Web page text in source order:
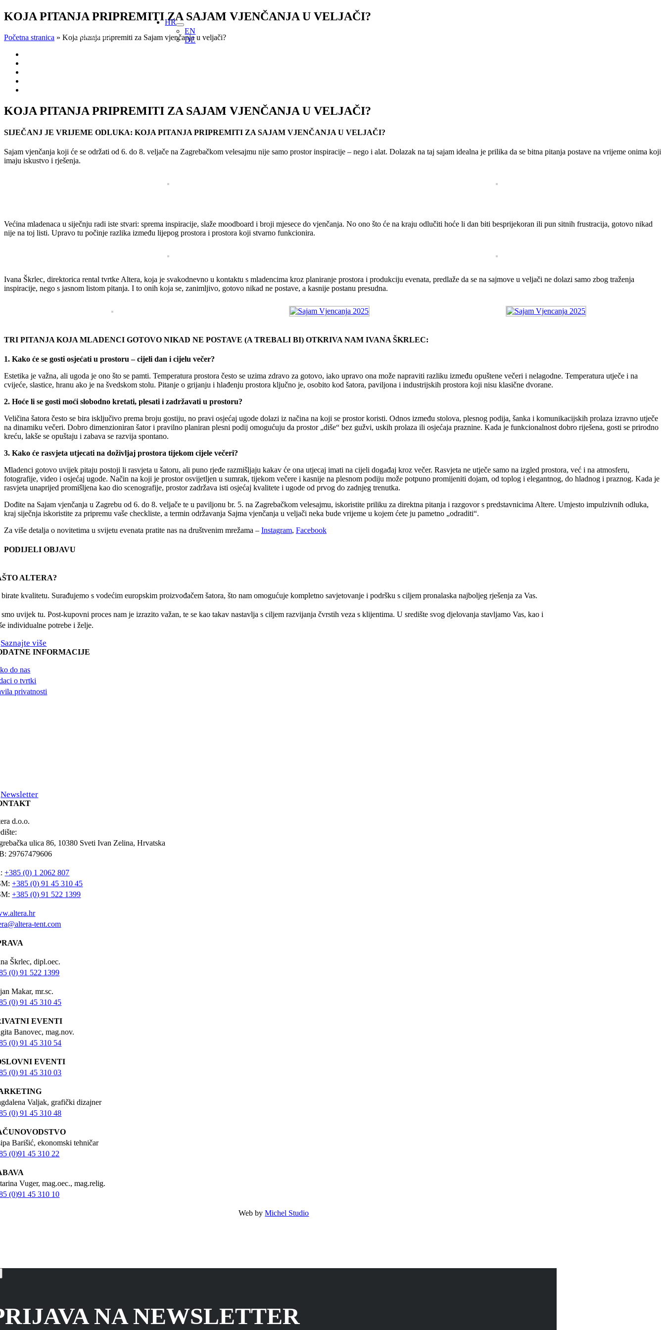
Skip
to
HR
EN
DE
KOJA PITANJA PRIPREMITI ZA SAJAM VJENČANJA U VELJAČI?
Početna stranica » Koja pitanja pripremiti za Sajam vjenčanja u veljači?
KOJA PITANJA PRIPREMITI ZA SAJAM VJENČANJA U VELJAČI?
SIJEČANJ JE VRIJEME ODLUKA: KOJA PITANJA PRIPREMITI ZA SAJAM VJENČANJA U VELJAČI?
Sajam vjenčanja koji će se održati od 6. do 8. veljače na Zagrebačkom velesajmu nije samo prostor inspiracije – nego i alat. Dolazak na taj sajam idealna je prilika da se bitna pitanja postave na vrijeme onima koji
imaju iskustvo i rješenja.
Većina mladenaca u siječnju radi iste stvari: sprema inspiracije, slaže moodboard i broji mjesece do vjenčanja. No ono što će na kraju odlučiti hoće li dan biti besprijekoran ili pun sitnih frustracija, gotovo nikad
nije na toj listi. Upravo tu počinje razlika između lijepog prostora i prostora koji stvarno funkcionira.
Ivana Škrlec, direktorica rental tvrtke Altera, koja je svakodnevno u kontaktu s mladencima kroz planiranje prostora i produkciju evenata, predlaže da se na sajmove u veljači ne dolazi samo zbog traženja
inspiracije, nego s jasnom listom pitanja. I to onih koja se, zanimljivo, gotovo nikad ne postave, a kasnije postanu presudna.
TRI PITANJA KOJA MLADENCI GOTOVO NIKAD NE POSTAVE (A TREBALI BI) OTKRIVA NAM IVANA ŠKRLEC:
1. Kako će se gosti osjećati u prostoru – cijeli dan i cijelu večer?
Estetika je važna, ali ugoda je ono što se pamti. Temperatura prostora često se uzima zdravo za gotovo, iako upravo ona može napraviti razliku između opuštene večeri i nelagodne. Temperatura utječe i na
cvijeće, slastice, hranu ako je na švedskom stolu. Pitanje o grijanju i hlađenju prostora ključno je, osobito kod šatora, paviljona i industrijskih prostora koji nisu klasične dvorane.
2. Hoće li se gosti moći slobodno kretati, plesati i zadržavati u prostoru?
Veličina šatora često se bira isključivo prema broju gostiju, no pravi osjećaj ugode dolazi iz načina na koji se prostor koristi. Odnos između stolova, plesnog podija, šanka i komunikacijskih prolaza izravno utječe
na dinamiku večeri. Dobro dimenzioniran šator i pravilno planiran plesni podij omogućuju da prostor „diše“ bez gužvi, uskih prolaza ili osjećaja praznine. Kada je funkcionalnost dobro riješena, gosti se prirodno
kreću, lakše se opuštaju i zabava se razvija spontano.
3. Kako će rasvjeta utjecati na doživljaj prostora tijekom cijele večeri?
Mladenci gotovo uvijek pitaju postoji li rasvjeta u šatoru, ali puno rjeđe razmišljaju kakav će ona utjecaj imati na cijeli događaj kroz večer. Rasvjeta ne utječe samo na izgled prostora, već i na atmosferu,
fotografije, video i osjećaj ugode. Način na koji je prostor osvijetljen u sumrak, tijekom večere i kasnije na plesnom podiju može potpuno promijeniti dojam, od toplog i elegantnog, do hladnog i praznog. Kada je
rasvjeta unaprijed promišljena kao dio scenografije, prostor zadržava isti osjećaj kvalitete i ugode od prvog do zadnjeg trenutka.
Dođite na Sajam vjenčanja u Zagrebu od 6. do 8. veljače te u paviljonu br. 5. na Zagrebačkom velesajmu, iskoristite priliku za direktna pitanja i razgovor s predstavnicima Altere. Umjesto impulzivnih odluka,
kraj siječnja iskoristite za pripremu vaše checkliste, a termin održavanja Sajma vjenčanja u veljači neka bude vrijeme u kojem ćete ju pametno „odraditi“.
Za više detalja o novitetima u svijetu evenata pratite nas na društvenim mrežama – Instagram, Facebook
PODIJELI OBJAVU
ALTERA?
birate kvalitetu. Surađujemo s vodećim europskim proizvođačem šatora, što nam omogućuje kompletno savjetovanje i podršku s ciljem pronalaska najboljeg rješenja za Vas.
smo uvijek tu. Post-kupovni proces nam je izrazito važan, te se kao takav nastavlja s ciljem razvijanja čvrstih veza s klijentima. U središte svog djelovanja stavljamo Vas, kao i
individualne potrebe i želje.
Saznajte više
INFORMACIJE
do nas
o tvrtki
privatnosti
Newsletter
d.o.o.
ulica 86, 10380 Sveti Ivan Zelina, Hrvatska
29767479606
+385 (0) 1 2062 807
+385 (0) 91 45 310 45
+385 (0) 91 522 1399
tent.com
Škrlec, dipl.oec.
(0) 91 522 1399
Makar, mr.sc.
(0) 91 45 310 45
EVENTI
Banovec, mag.nov.
(0) 91 45 310 54
EVENTI
(0) 91 45 310 03
Valjak, grafički dizajner
(0) 91 45 310 48
Barišić, ekonomski tehničar
(0)91 45 310 22
Vuger, mag.oec., mag.relig.
(0)91 45 310 10
Web byMichel Studio
NA NEWSLETTER